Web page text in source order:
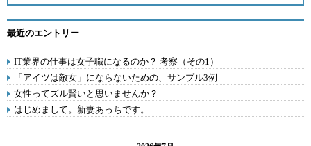
最近のエントリー
IT業界の仕事は女子職になるのか？ 考察（その1）
「アイツは敵女」にならないための、サンプル3例
女性ってズル賢いと思いませんか？
はじめまして。新妻あっちです。